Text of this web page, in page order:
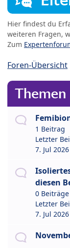
Hier findest du
weiteren Fragen,
Zum
Foren-Übersicht
Themen
1 Beitrag
Letzter
7. Jul
diesen
0 Beiträge
Letzter
7. Jul